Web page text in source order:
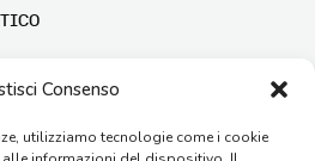
Consenso
utilizziamo tecnologie come i cookie